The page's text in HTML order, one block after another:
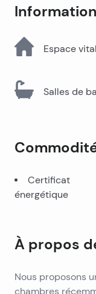
Espace vital
Salles de
Certificat
énergétique
À propos
Nous proposons
chambres